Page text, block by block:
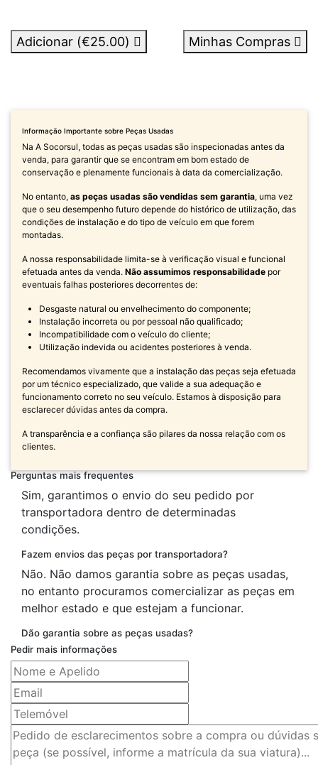
Adicionar (€25.00) Minhas Compras
Informação Importante sobre Peças Usadas
Na A Socorsul, todas as peças usadas são inspecionadas antes da
venda, para garantir que se encontram em bom estado de
conservação e plenamente funcionais à data da comercialização.
No entanto, as peças usadas são vendidas sem garantia, uma vez
que o seu desempenho futuro depende do histórico de utilização, das
condições de instalação e do tipo de veículo em que forem
montadas.
A nossa responsabilidade limita-se à verificação visual e funcional
efetuada antes da venda. Não assumimos responsabilidade por
eventuais falhas posteriores decorrentes de:
Desgaste natural ou envelhecimento do componente;
Instalação incorreta ou por pessoal não qualificado;
Incompatibilidade com o veículo do cliente;
Utilização indevida ou acidentes posteriores à venda.
Recomendamos vivamente que a instalação das peças seja efetuada
por um técnico especializado, que valide a sua adequação e
funcionamento correto no seu veículo. Estamos à disposição para
esclarecer dúvidas antes da compra.
A transparência e a confiança são pilares da nossa relação com os
clientes.
Perguntas mais frequentes
Sim, garantimos o envio do seu pedido por
transportadora dentro de determinadas
condições.
Fazem envios das peças por transportadora?
Não. Não damos garantia sobre as peças usadas,
no entanto procuramos comercializar as peças em
melhor estado e que estejam a funcionar.
Dão garantia sobre as peças usadas?
Pedir mais informações